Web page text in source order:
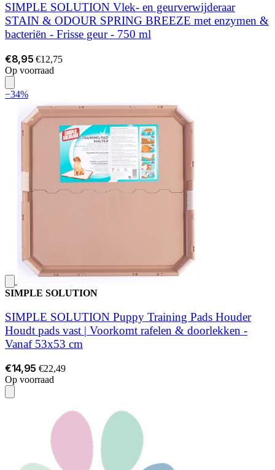
SIMPLE SOLUTION Vlek- en geurverwijderaar
STAIN & ODOUR SPRING BREEZE met enzymen &
bacteriën - Frisse geur - 750 ml
€8,95 €12,75
Op voorraad
−34%
SIMPLE SOLUTION
SIMPLE SOLUTION Puppy Training Pads Houder
Houdt pads vast | Voorkomt rafelen & doorlekken -
Vanaf 53x53 cm
€14,95 €22,49
Op voorraad